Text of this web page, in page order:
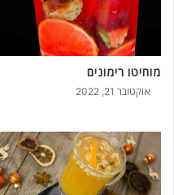
ם
ב
ג
צ
י
ק
מוחיטו רימונים
אוקטובר 21, 2022